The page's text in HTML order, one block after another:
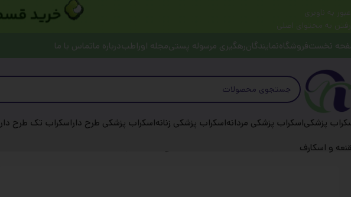
عبور به ناوبری
رفتن به محتوای اصلی
نخستفروشگاهنمایندگان رهگیری مرسوله پستیمجله اوراطبدرباره ماتماس با ما
پزشکیاسکراب پزشکی مردانهاسکراب پزشکی زنانهاسکراب پزشکی طرح داراسکراب تک طرح دار
و اسکارفخانه کلاه جراحی